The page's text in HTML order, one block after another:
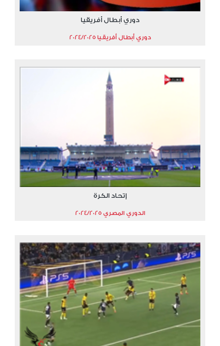
دوري أبطال أفريقيا
دوري أبطال أفريقيا 2024/2025
إتحاد الكرة
الدوري المصري 2024/2025